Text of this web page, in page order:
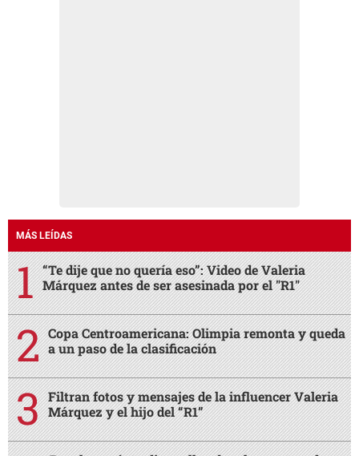
MÁS LEÍDAS
“Te dije que no quería eso”: Video de Valeria
Márquez antes de ser asesinada por el "R1"
Copa Centroamericana: Olimpia remonta y queda
a un paso de la clasificación
Filtran fotos y mensajes de la influencer Valeria
Márquez y el hijo del “R1”